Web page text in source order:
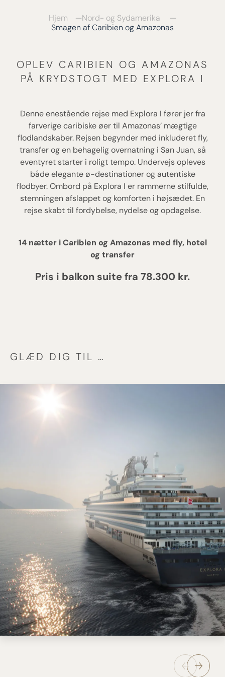
Hjem
Nord- og Sydamerika
Smagen af Caribien og Amazonas
OPLEV CARIBIEN OG AMAZONAS
PÅ KRYDSTOGT MED EXPLORA I
Denne enestående rejse med Explora I fører jer fra
farverige caribiske øer til Amazonas’ mægtige
flodlandskaber. Rejsen begynder med inkluderet fly,
transfer og en behagelig overnatning i San Juan, så
eventyret starter i roligt tempo. Undervejs opleves
både elegante ø-destinationer og autentiske
flodbyer. Ombord på Explora I er rammerne stilfulde,
stemningen afslappet og komforten i højsædet. En
rejse skabt til fordybelse, nydelse og opdagelse.
14 nætter i Caribien og Amazonas med fly, hotel
og transfer
Pris i balkon suite fra 78.300 kr.
GLÆD DIG TIL …